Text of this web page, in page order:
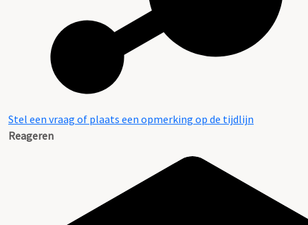
Stel een vraag of plaats een opmerking op de tijdlijn
Reageren